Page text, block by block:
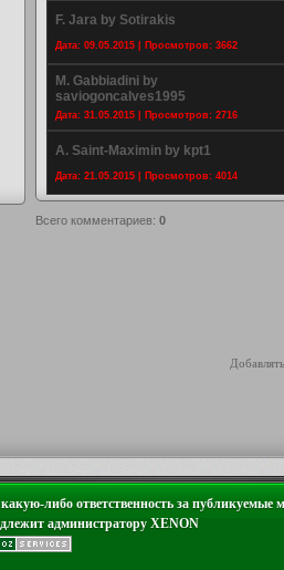
F. Jara by Sotirakis
Дата: 09.05.2015 | Просмотров: 3662
M. Gabbiadini by
saviogoncalves1995
Дата: 31.05.2015 | Просмотров: 2716
A. Saint-Maximin by kpt1
Дата: 21.05.2015 | Просмотров: 4014
Всего комментариев: 0
либо ответственность за публикуемые
администратору XENON